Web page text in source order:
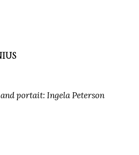
portait: Ingela Peterson